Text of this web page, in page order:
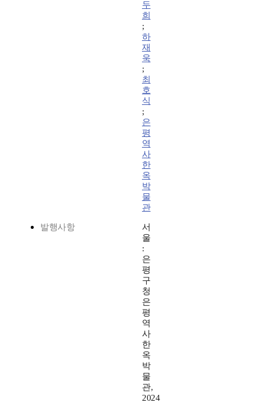
두
희
;
하
재
욱
;
최
호
식
;
은
평
역
사
한
옥
박
물
관
발행사항
서
울
:
은
평
구
청
은
평
역
사
한
옥
박
물
관,
2024